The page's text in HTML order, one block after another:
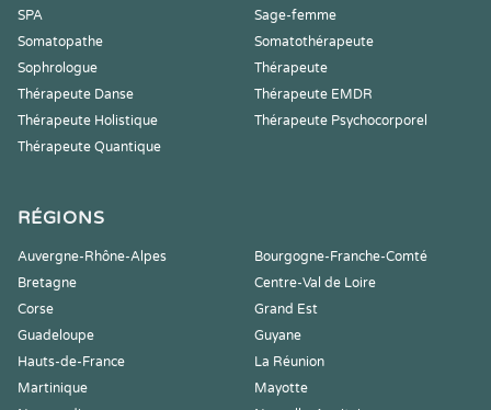
SPA
Sage-femme
Somatopathe
Somatothérapeute
Sophrologue
Thérapeute
Thérapeute Danse
Thérapeute EMDR
Thérapeute Holistique
Thérapeute Psychocorporel
Thérapeute Quantique
RÉGIONS
Auvergne-Rhône-Alpes
Bourgogne-Franche-Comté
Bretagne
Centre-Val de Loire
Corse
Grand Est
Guadeloupe
Guyane
Hauts-de-France
La Réunion
Martinique
Mayotte